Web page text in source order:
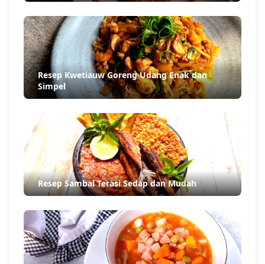
Resep Kwetiauw Goreng Udang Enak dan
Simpel
Resep Sambal Terasi Sedap dan Mudah